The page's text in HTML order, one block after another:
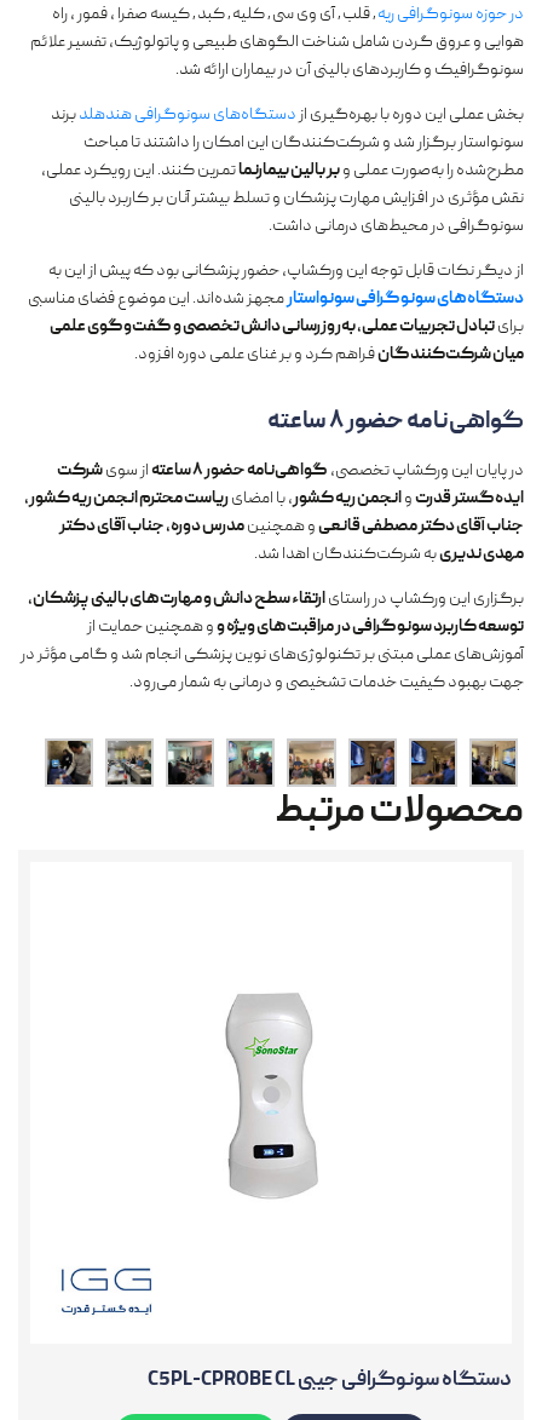
در حوزه سونوگرافی ریه
٫ قلب ٫ آی وی سی ٫ کلیه ٫ کبد ٫ کیسه صفرا ، فمور ، راه
هوایی و عروق گردن شامل شناخت الگوهای طبیعی و پاتولوژیک، تفسیر علائم
سونوگرافیک و کاربردهای بالینی آن در بیماران ارائه شد.
بخش عملی این دوره با بهره‌گیری از دستگاه‌های سونوگرافی هندهلدبرند
سونواستار برگزار شد و شرکت‌کنندگان این امکان را داشتند تا مباحث
مطرح‌شده را به‌صورت عملی وبر بالین بیمارنماتمرین کنند. این رویکرد عملی،
نقش مؤثری در افزایش مهارت پزشکان و تسلط بیشتر آنان بر کاربرد بالینی
سونوگرافی در محیط‌های درمانی داشت.
از دیگر نکات قابل توجه این ورکشاپ، حضور پزشکانی بود که پیش از این به
دستگاه‌های سونوگرافی سونواستارمجهز شده‌اند. این موضوع فضای مناسبی
برایتبادل تجربیات عملی، به‌روزرسانی دانش تخصصی و گفت‌وگوی علمی
میان شرکت‌کنندگانفراهم کرد و بر غنای علمی دوره افزود.
گواهی‌نامه حضور ۸ ساعته
در پایان این ورکشاپ تخصصی، گواهی‌نامه حضور ۸ ساعته از سویشرکت
ایده‌گستر قدرتوانجمن ریه کشور، با امضایریاست محترم انجمن ریه کشور،
جناب آقای دکتر مصطفی قانعیو همچنینمدرس دوره، جناب آقای دکتر
مهدی ندیریبه شرکت‌کنندگان اهدا شد.
برگزاری این ورکشاپ در راستایارتقاء سطح دانش و مهارت‌های بالینی پزشکان،
توسعه کاربرد سونوگرافی در مراقبت‌های ویژه وو همچنین حمایت از
آموزش‌های عملی مبتنی بر تکنولوژی‌های نوین پزشکی انجام شد و گامی مؤثر در
جهت بهبود کیفیت خدمات تشخیصی و درمانی به شمار می‌رود.
محصولات مرتبط
دستگاه سونوگرافی جیبی C5PL-CPROBE CL